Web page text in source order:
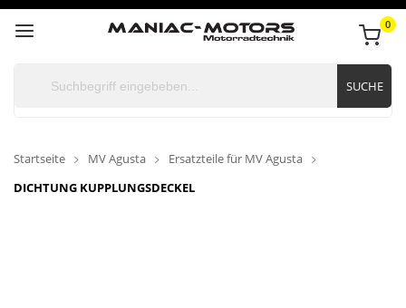
0
SUCHE
Startseite MV Agusta
Ersatzteile für MV Agusta
DICHTUNG KUPPLUNGSDECKEL